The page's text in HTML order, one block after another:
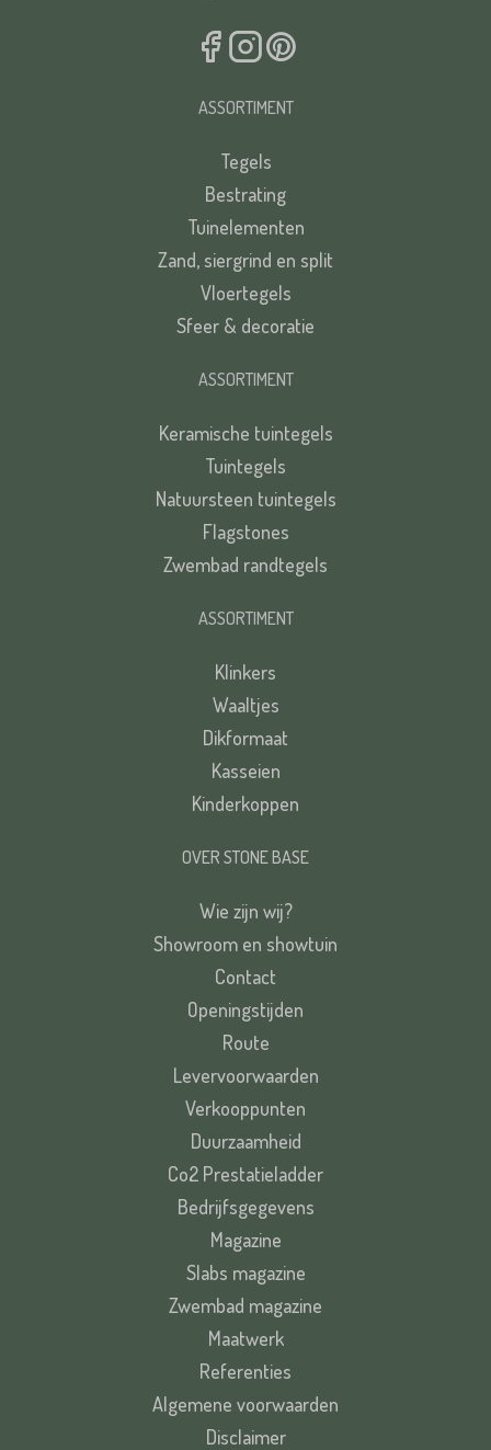
ASSORTIMENT
Tegels
Bestrating
Tuinelementen
Zand, siergrind en split
Vloertegels
Sfeer & decoratie
ASSORTIMENT
Keramische tuintegels
Tuintegels
Natuursteen tuintegels
Flagstones
Zwembad randtegels
ASSORTIMENT
Klinkers
Waaltjes
Dikformaat
Kasseien
Kinderkoppen
OVER STONE BASE
Wie zijn wij?
Showroom en showtuin
Contact
Openingstijden
Route
Levervoorwaarden
Verkooppunten
Duurzaamheid
Co2 Prestatieladder
Bedrijfsgegevens
Magazine
Slabs magazine
Zwembad magazine
Maatwerk
Referenties
Algemene voorwaarden
Disclaimer